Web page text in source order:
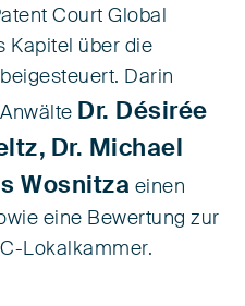
Court Global
Kapitel über die
Darin
Dr. Désirée
Dr. Michael
Wosnitza einen
eine Bewertung zur
Lokalkammer.